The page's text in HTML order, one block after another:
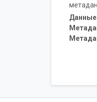
Данные